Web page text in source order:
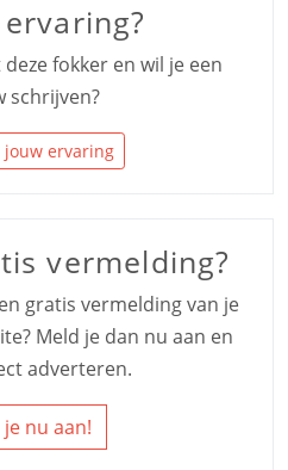
fokker en wil je een
schrijven?
jouw ervaring
vermelding?
gratis vermelding van je
Meld je dan nu aan en
adverteren.
nu aan!